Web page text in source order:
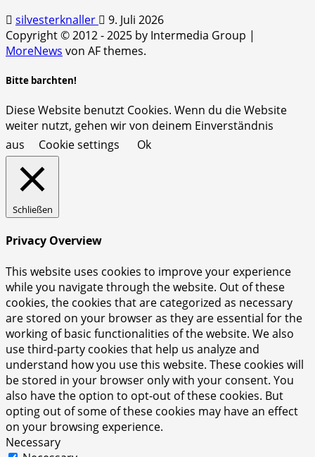
silvesterknaller
9. Juli 2026
Copyright © 2012 - 2025 by Intermedia Group |
MoreNews von AF themes.
Bitte barchten!
Diese Website benutzt Cookies. Wenn du die Website
weiter nutzt, gehen wir von deinem Einverständnis
aus
Cookie settings Ok
Schließen
Privacy Overview
This website uses cookies to improve your experience
while you navigate through the website. Out of these
cookies, the cookies that are categorized as necessary
are stored on your browser as they are essential for the
working of basic functionalities of the website. We also
use third-party cookies that help us analyze and
understand how you use this website. These cookies will
be stored in your browser only with your consent. You
also have the option to opt-out of these cookies. But
opting out of some of these cookies may have an effect
on your browsing experience.
Necessary